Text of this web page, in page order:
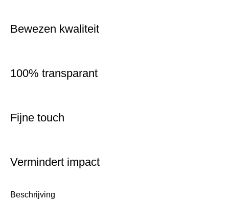
Bewezen kwaliteit
100% transparant
Fijne touch
Vermindert impact
Beschrijving